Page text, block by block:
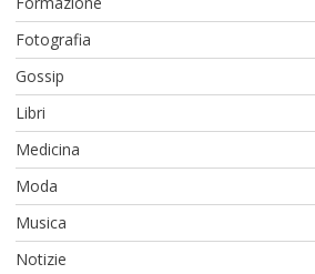
Fotografia
Gossip
Libri
Medicina
Moda
Musica
Notizie